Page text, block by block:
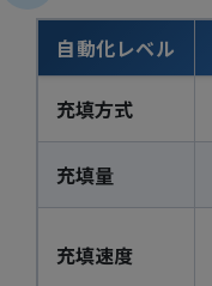
自動化レベル
充填方式
充填量
充填速度